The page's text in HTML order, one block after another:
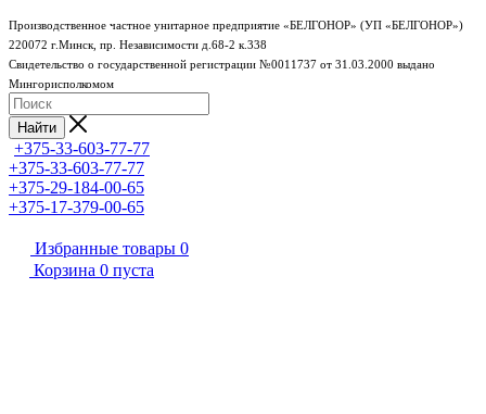
Производственное частное унитарное предприятие «БЕЛГОНОР» (УП «БЕЛГОНОР»)
220072 г.Минск, пр. Независимости д.68-2 к.338
Свидетельство о государственной регистрации №0011737 от 31.03.2000 выдано
Мингорисполкомом
Найти
+375-33-603-77-77
+375-33-603-77-77
+375-29-184-00-65
+375-17-379-00-65
Избранные товары 0
Корзина 0 пуста